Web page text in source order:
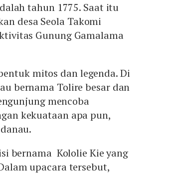
tahun 1775. Saat itu
desa Seola Takomi
Gunung Gamalama
mitos dan legenda. Di
bernama Tolire besar dan
mencoba
kekuataan apa pun,
bernama Kololie Kie yang
upacara tersebut,